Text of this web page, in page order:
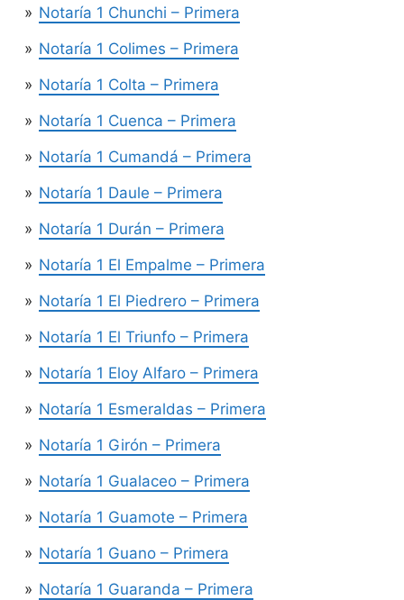
Notaría 1 Chunchi – Primera
Notaría 1 Colimes – Primera
Notaría 1 Colta – Primera
Notaría 1 Cuenca – Primera
Notaría 1 Cumandá – Primera
Notaría 1 Daule – Primera
Notaría 1 Durán – Primera
Notaría 1 El Empalme – Primera
Notaría 1 El Piedrero – Primera
Notaría 1 El Triunfo – Primera
Notaría 1 Eloy Alfaro – Primera
Notaría 1 Esmeraldas – Primera
Notaría 1 Girón – Primera
Notaría 1 Gualaceo – Primera
Notaría 1 Guamote – Primera
Notaría 1 Guano – Primera
Notaría 1 Guaranda – Primera